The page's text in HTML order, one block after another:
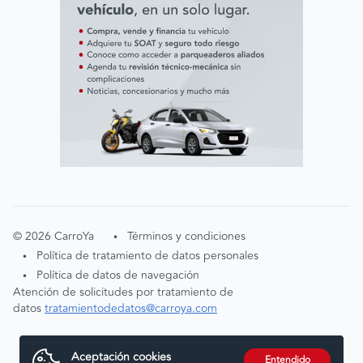
©2026 CarroYa • Términos y condiciones
• Política de tratamiento de datos personales
•
Política de datos de navegación
Atención de solicitudes por tratamiento de
datostratamientodedatos@carroya.com
Aceptación cookies